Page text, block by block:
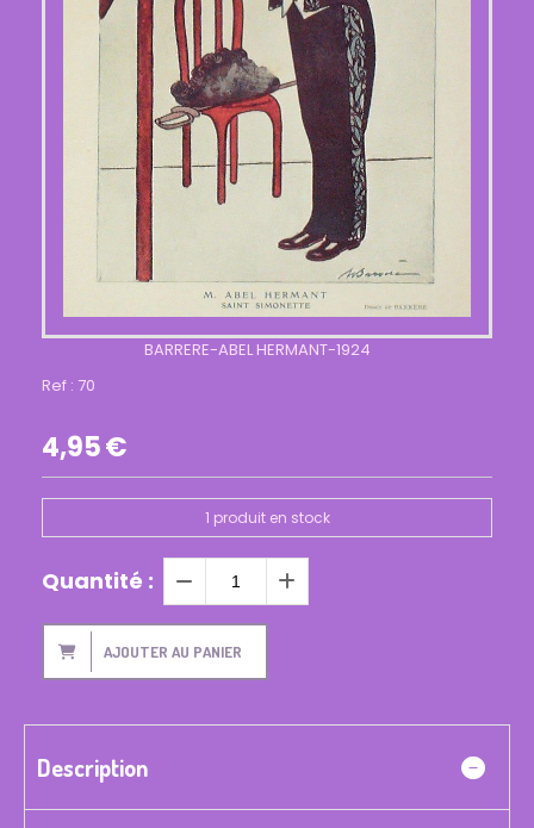
BARRERE-ABEL HERMANT-1924
Ref : 70
4,95€
1 produit en stock
Quantité :
AJOUTER AU PANIER
Description